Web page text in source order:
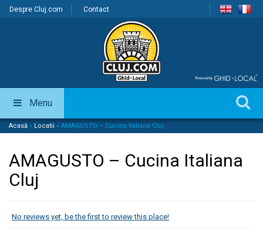
Despre Cluj.com Contact
Menu
Acasă » Locatii » AMAGUSTO – Cucina Italiana Cluj
AMAGUSTO – Cucina Italiana
Cluj
No reviews yet, be the first to review this place!